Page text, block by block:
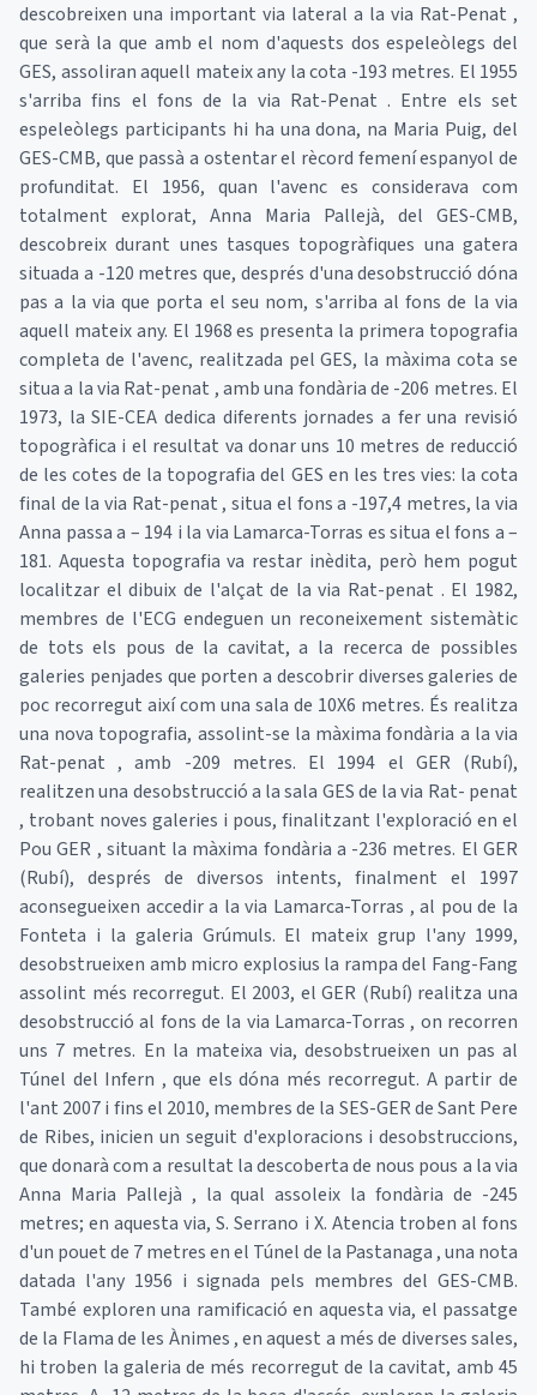
descobreixen una important via lateral a la via Rat-Penat ,
que serà la que amb el nom d'aquests dos espeleòlegs del
GES, assoliran aquell mateix any la cota -193 metres. El 1955
s'arriba fins el fons de la via Rat-Penat . Entre els set
espeleòlegs participants hi ha una dona, na Maria Puig, del
GES-CMB, que passà a ostentar el rècord femení espanyol de
profunditat. El 1956, quan l'avenc es considerava com
totalment explorat, Anna Maria Pallejà, del GES-CMB,
descobreix durant unes tasques topogràfiques una gatera
situada a -120 metres que, després d'una desobstrucció dóna
pas a la via que porta el seu nom, s'arriba al fons de la via
aquell mateix any. El 1968 es presenta la primera topografia
completa de l'avenc, realitzada pel GES, la màxima cota se
situa a la via Rat-penat , amb una fondària de -206 metres. El
1973, la SIE-CEA dedica diferents jornades a fer una revisió
topogràfica i el resultat va donar uns 10 metres de reducció
de les cotes de la topografia del GES en les tres vies: la cota
final de la via Rat-penat , situa el fons a -197,4 metres, la via
Anna passa a – 194 i la via Lamarca-Torras es situa el fons a –
181. Aquesta topografia va restar inèdita, però hem pogut
localitzar el dibuix de l'alçat de la via Rat-penat . El 1982,
membres de l'ECG endeguen un reconeixement sistemàtic
de tots els pous de la cavitat, a la recerca de possibles
galeries penjades que porten a descobrir diverses galeries de
poc recorregut així com una sala de 10X6 metres. És realitza
una nova topografia, assolint-se la màxima fondària a la via
Rat-penat , amb -209 metres. El 1994 el GER (Rubí),
realitzen una desobstrucció a la sala GES de la via Rat- penat
, trobant noves galeries i pous, finalitzant l'exploració en el
Pou GER , situant la màxima fondària a -236 metres. El GER
(Rubí), després de diversos intents, finalment el 1997
aconsegueixen accedir a la via Lamarca-Torras , al pou de la
Fonteta i la galeria Grúmuls. El mateix grup l'any 1999,
desobstrueixen amb micro explosius la rampa del Fang-Fang
assolint més recorregut. El 2003, el GER (Rubí) realitza una
desobstrucció al fons de la via Lamarca-Torras , on recorren
uns 7 metres. En la mateixa via, desobstrueixen un pas al
Túnel del Infern , que els dóna més recorregut. A partir de
l'ant 2007 i fins el 2010, membres de la SES-GER de Sant Pere
de Ribes, inicien un seguit d'exploracions i desobstruccions,
que donarà com a resultat la descoberta de nous pous a la via
Anna Maria Pallejà , la qual assoleix la fondària de -245
metres; en aquesta via, S. Serrano i X. Atencia troben al fons
d'un pouet de 7 metres en el Túnel de la Pastanaga , una nota
datada l'any 1956 i signada pels membres del GES-CMB.
També exploren una ramificació en aquesta via, el passatge
de la Flama de les Ànimes , en aquest a més de diverses sales,
hi troben la galeria de més recorregut de la cavitat, amb 45